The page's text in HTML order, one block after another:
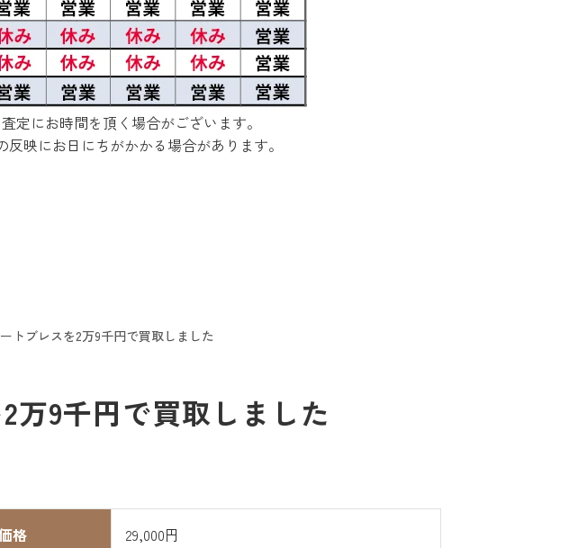
にお時間を頂く場合がございます。
映にお日にちがかかる場合があります。
トブレスを2万9千円で買取しました
万9千円で買取しました
格 29,000円